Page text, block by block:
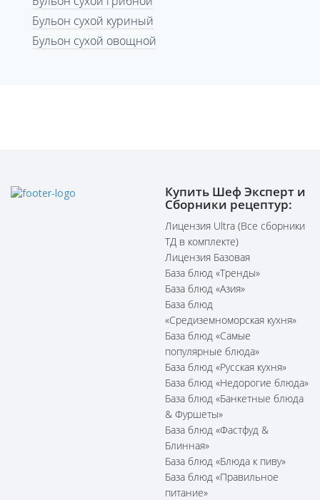
Бульон сухой куриный
Бульон сухой овощной
Купить Шеф Эксперт и
Сборники рецептур:
Лицензия Ultra (Все сборники
ТД в комплекте)
Лицензия Базовая
База блюд «Тренды»
База блюд «Азия»
База блюд
«Средиземноморская кухня»
База блюд «Самые
популярные блюда»
База блюд «Русская кухня»
База блюд «Недорогие блюда»
База блюд «Банкетные блюда
& Фуршеты»
База блюд «Фастфуд &
Блинная»
База блюд «Блюда к пиву»
База блюд «Правильное
питание»